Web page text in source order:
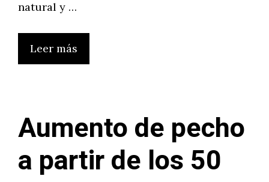
natural y …
Leer más
Aumento de pecho
a partir de los 50